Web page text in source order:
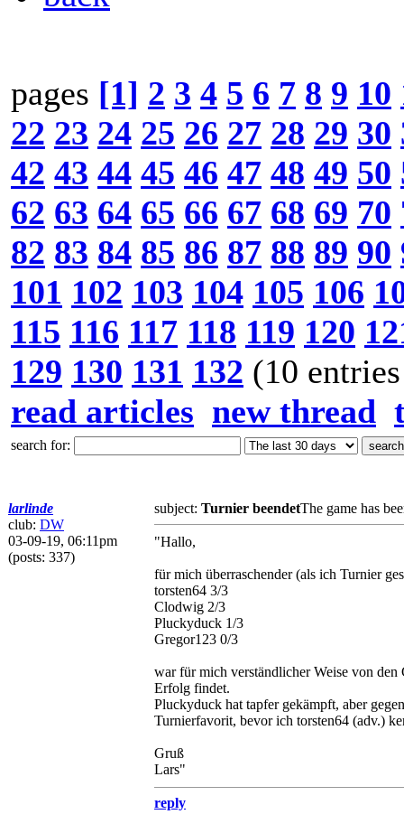
pages [1] 2 3 4 5 6 7 8 9 10
22 23 24 25 26 27 28 29 30
42 43 44 45 46 47 48 49 50
62 63 64 65 66 67 68 69 70
82 83 84 85 86 87 88 89 90
101 102 103 104 105 106
115 116 117 118 119 120
129 130 131 132 (10
read articles new thread
search for:
larlinde
club: DW
03-09-19, 06:11pm
(posts: 337)
subject: Turnier beendetThe game has
"Hallo,
für mich überraschender (als ich Turnier
torsten64 3/3
Clodwig 2/3
Pluckyduck 1/3
Gregor123 0/3
war für mich verständlicher Weise von
Erfolg findet.
Pluckyduck hat tapfer gekämpft, aber
Turnierfavorit, bevor ich torsten64 (adv.)
Gruß
Lars"
reply